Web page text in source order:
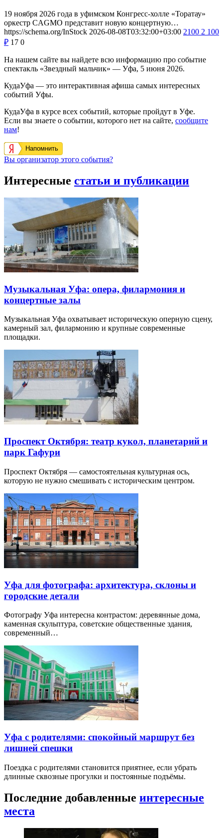
19 ноября 2026 года в уфимском Конгресс-холле «Торатау»
оркестр CAGMO представит новую концертную…
https://schema.org/InStock 2026-08-08T03:32:00+03:00 2100 2 100
₽ 17 0
На нашем сайте вы найдете всю информацию про событие
спектакль «Звездный мальчик» — Уфа, 5 июня 2026.
КудаУфа — это интерактивная афиша самых интересных
событий Уфы.
КудаУфа в курсе всех событий, которые пройдут в Уфе.
Если вы знаете о событии, которого нет на сайте, сообщите
нам!
Напомнить
Вы организатор этого события?
Интересные статьи и публикации
Музыкальная Уфа: опера, филармония и
концертные залы
Музыкальная Уфа охватывает историческую оперную сцену,
камерный зал, филармонию и крупные современные
площадки.
Проспект Октября: театр кукол, планетарий и
парк Гафури
Проспект Октября — самостоятельная культурная ось,
которую не нужно смешивать с историческим центром.
Уфа для фотографа: архитектура, склоны и
городские детали
Фотографу Уфа интересна контрастом: деревянные дома,
каменная скульптура, советские общественные здания,
современный…
Уфа с родителями: спокойный маршрут без
лишней спешки
Поездка с родителями становится приятнее, если убрать
длинные сквозные прогулки и постоянные подъёмы.
Последние добавленные интересные
места